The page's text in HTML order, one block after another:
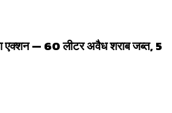
एक्शन — 60 लीटर अवैध शराब जब्त, 5